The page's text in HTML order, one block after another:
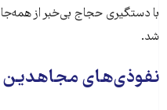
با دستگیری حجاج بی‌خبر از همه‌جا
شد.
نفوذی‌های مجاهدین